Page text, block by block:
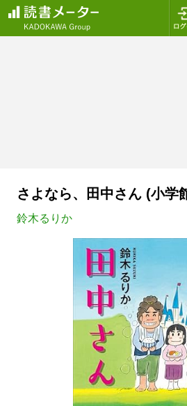
さよなら、田中さん (小学
鈴木るりか